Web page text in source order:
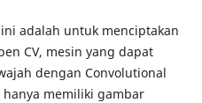
adalah untuk menciptakan
CV, mesin yang dapat
dengan Convolutional
hanya memiliki gambar